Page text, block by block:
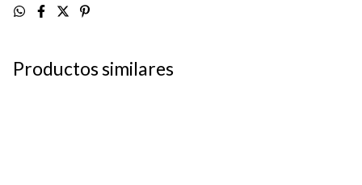
Productos similares